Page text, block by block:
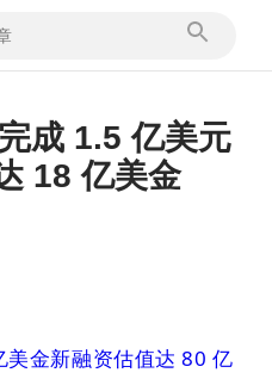
成 1.5 亿美元
18 亿美金
美金新融资估值达 80 亿